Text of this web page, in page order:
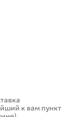
к вам пункт